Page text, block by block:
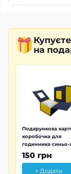
Купуєте
на
Подарункова
коробочка для
годинника синьо-
150 грн
+ Додати